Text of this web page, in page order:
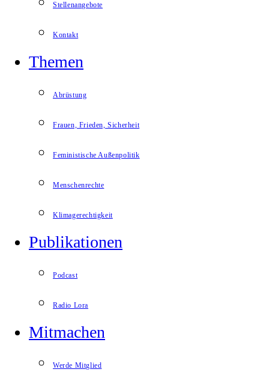
Stellenangebote
Kontakt
Themen
Abrüstung
Frauen, Frieden, Sicherheit
Feministische Außenpolitik
Menschenrechte
Klimagerechtigkeit
Publikationen
Podcast
Radio Lora
Mitmachen
Werde Mitglied